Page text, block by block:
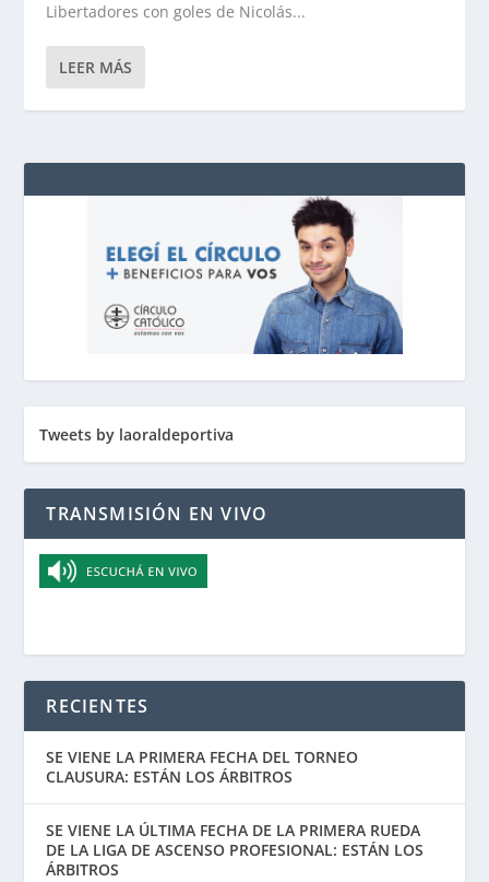
Libertadores con goles de Nicolás...
LEER MÁS
Tweets by laoraldeportiva
TRANSMISIÓN EN VIVO
RECIENTES
SE VIENE LA PRIMERA FECHA DEL TORNEO
CLAUSURA: ESTÁN LOS ÁRBITROS
SE VIENE LA ÚLTIMA FECHA DE LA PRIMERA RUEDA
DE LA LIGA DE ASCENSO PROFESIONAL: ESTÁN LOS
ÁRBITROS